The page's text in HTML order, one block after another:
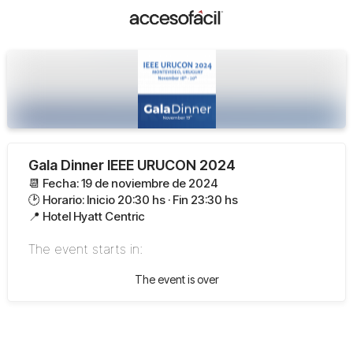
Gala Dinner IEEE URUCON 2024
📆 Fecha: 19 de noviembre de 2024
🕑 Horario: Inicio 20:30 hs · Fin 23:30 hs
📍 Hotel Hyatt Centric
The event starts in:
The event is over